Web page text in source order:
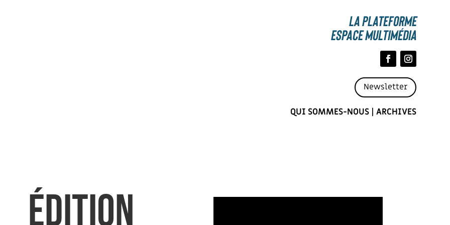
La Plateforme
espace multimédia
Newsletter
QUI SOMMES-NOUS| ARCHIVES
Édition